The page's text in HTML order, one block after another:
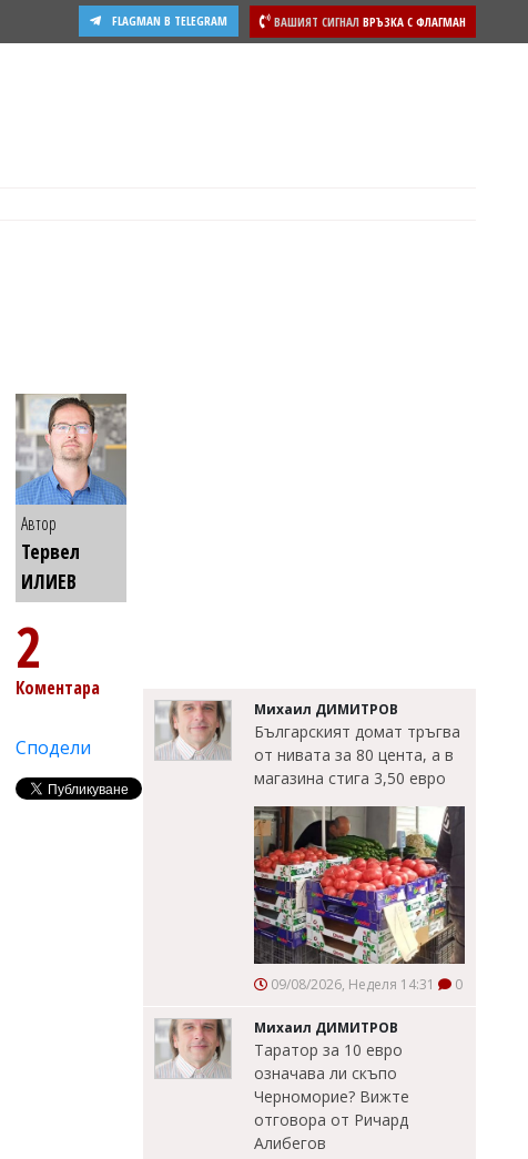
ВАШИЯТ СИГНАЛ ВРЪЗКА С ФЛАГМАН
FLAGMAN В TELEGRAM
Автор
Тервел
ИЛИЕВ
2
Коментара
Сподели
Михаил ДИМИТРОВ
Българският домат тръгва
от нивата за 80 цента, а в
магазина стига 3,50 евро
09/08/2026, Неделя 14:31 0
Михаил ДИМИТРОВ
Таратор за 10 евро
означава ли скъпо
Черноморие? Вижте
отговора от Ричард
Алибегов